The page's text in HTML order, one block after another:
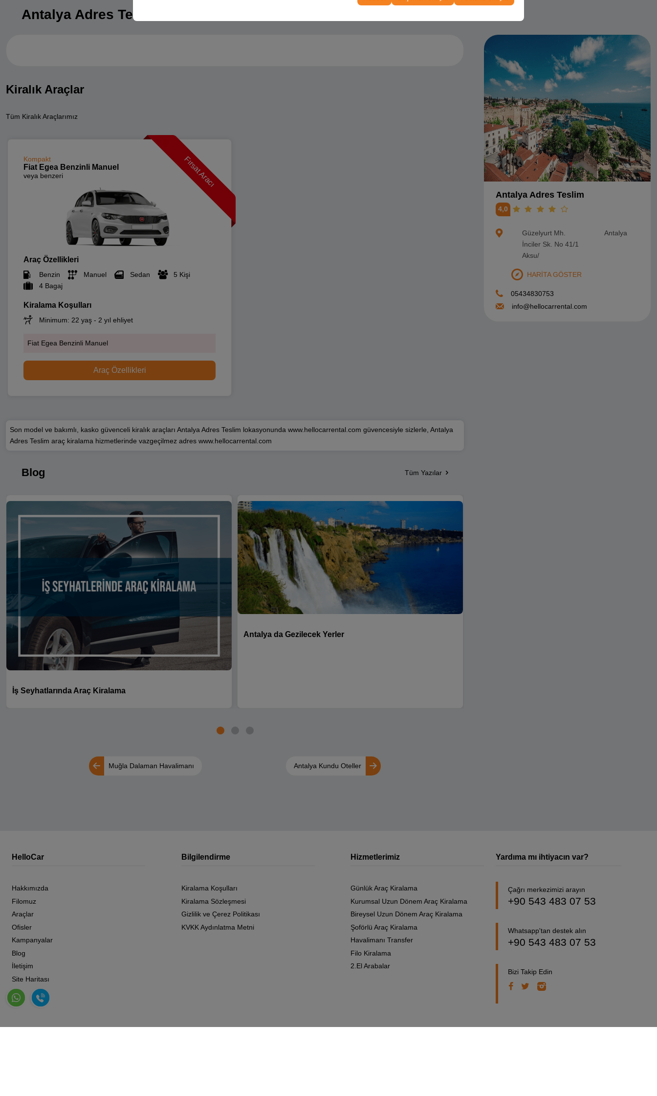
Antalya Adres Teslim
Kiralık Araçlar
Tüm Kiralık Araçlarımız
Fırsat Aracı
Kompakt
Fiat Egea Benzinli Manuel
veya benzeri
Araç Özellikleri
Benzin Manuel Sedan
5 Kişi
4 Bagaj
Kiralama Koşulları
Minimum: 22 yaş - 2 yıl ehliyet
Fiat Egea Benzinli Manuel
Araç Özellikleri
Son model ve bakımlı, kasko güvenceli kiralık araçları Antalya Adres Teslim lokasyonunda www.hellocarrental.com güvencesiyle sizlerle, Antalya
Adres Teslim araç kiralama hizmetlerinde vazgeçilmez adres www.hellocarrental.com
Blog Tüm Yazılar
İş Seyhatlarında Araç Kiralama
Antalya da Gezilecek Yerler
Muğla Dalaman Havalimanı Antalya Kundu Oteller
Antalya Adres Teslim
4,0
Güzelyurt Mh.
İnciler Sk. No 41/1
Aksu/
Antalya
HARİTA GÖSTER
05434830753
info@hellocarrental.com
HelloCar
Hakkımızda
Filomuz
Araçlar
Ofisler
Kampanyalar
Blog
İletişim
Site Haritası
Bilgilendirme
Kiralama Koşulları
Kiralama Sözleşmesi
Gizlilik ve Çerez Politikası
KVKK Aydınlatma Metni
Hizmetlerimiz
Günlük Araç Kiralama
Kurumsal Uzun Dönem Araç Kiralama
Bireysel Uzun Dönem Araç Kiralama
Şoförlü Araç Kiralama
Havalimanı Transfer
Filo Kiralama
2.El Arabalar
Yardıma mı ihtiyacın var?
Çağrı merkezimizi arayın
+90 543 483 07 53
Whatsapp'tan destek alın
+90 543 483 07 53
Bizi Takip Edin